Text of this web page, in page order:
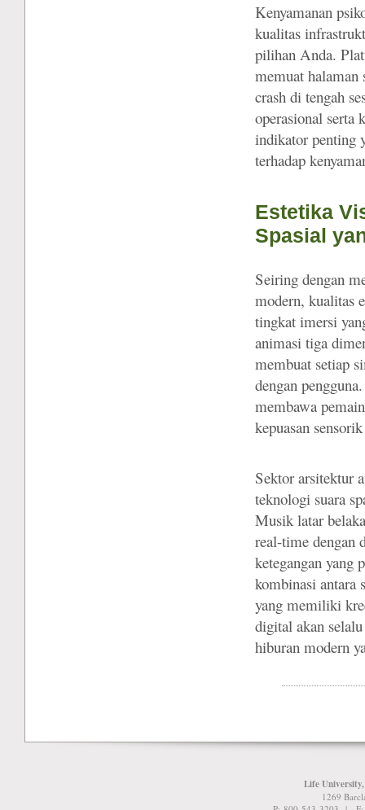
Kenyamanan
kualitas
pilihan Anda.
memuat halaman
crash di tengah
operasional serta
indikator penting
terhadap
Estetika
Spasial
Seiring dengan
modern, kualitas
tingkat imersi
animasi tiga
membuat setiap
dengan
membawa
kepuasan
Sektor arsitektur
teknologi suara
Musik latar
real-time dengan
ketegangan yang
kombinasi
yang memiliki
digital akan
hiburan modern
Life
1269